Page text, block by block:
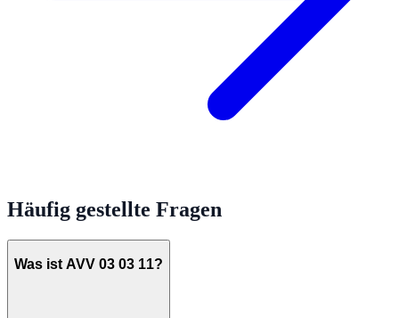
Häufig gestellte Fragen
Was ist AVV 03 03 11?